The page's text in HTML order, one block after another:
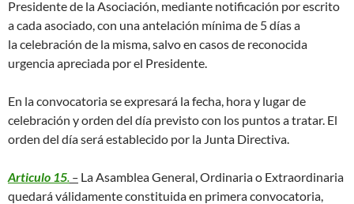
Presidente de la Asociación, mediante notificación por escrito
a cada asociado, con una antelación mínima de 5 días a
la celebración de la misma, salvo en casos de reconocida
urgencia apreciada por el Presidente.
En la convocatoria se expresará la fecha, hora y lugar de
celebración y orden del día previsto con los puntos a tratar. El
orden del día será establecido por la Junta Directiva.
Articulo 15. – La Asamblea General, Ordinaria o Extraordinaria
quedará válidamente constituida en primera convocatoria,